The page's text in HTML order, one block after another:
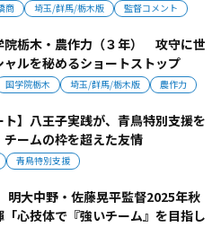
商 埼玉/群馬/栃木版 監督コメント
院栃木・農作力（３年） 攻守に世
ルを秘めるショートストップ
国学院栃木 埼玉/群馬/栃木版 農作力
ト】八王子実践が、青鳥特別支援を
ームの枠を超えた友情
青鳥特別支援
明大中野・佐藤晃平監督2025年秋
心技体で『強いチーム』を目指し